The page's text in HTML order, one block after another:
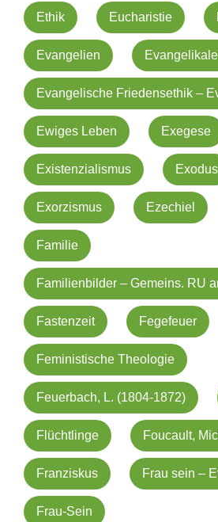
Ethik Eucharistie
Evangelien
Evangelische Friedensethik –
Ewiges Leben Exegese
Existenzialismus Exodus
Exorzismus Ezechiel
Familie
Familienbilder – Gemeins. RU
Fastenzeit Fegefeuer
Feministische Theologie
Feuerbach, L. (1804-1872)
Flüchtlinge Foucault,
Franziskus Frau sein –
Frau-Sein